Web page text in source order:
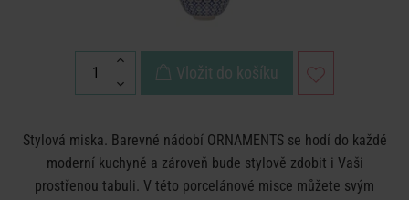
Vložit do košíku
Stylová miska. Barevné nádobí ORNAMENTS se hodí do každé
moderní kuchyně a zároveň bude stylově zdobit i Vaši
prostřenou tabuli. V této porcelánové misce můžete svým